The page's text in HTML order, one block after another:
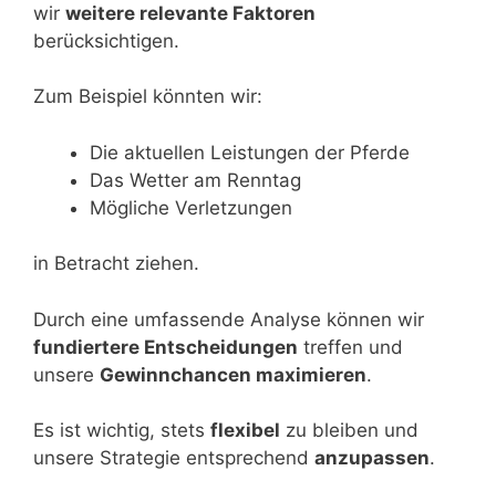
wir weitere relevante Faktoren
berücksichtigen.
Zum Beispiel könnten wir:
Die aktuellen Leistungen der Pferde
Das Wetter am Renntag
Mögliche Verletzungen
in Betracht ziehen.
Durch eine umfassende Analyse können wir
fundiertere Entscheidungen treffen und
unsere Gewinnchancen maximieren.
Es ist wichtig, stets flexibel zu bleiben und
unsere Strategie entsprechend anzupassen.